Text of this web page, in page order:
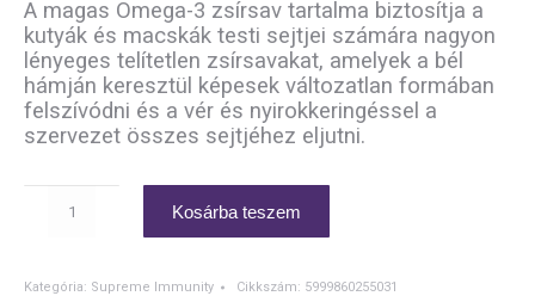
A magas Omega-3 zsírsav tartalma biztosítja a
kutyák és macskák testi sejtjei számára nagyon
lényeges telítetlen zsírsavakat, amelyek a bél
hámján keresztül képesek változatlan formában
felszívódni és a vér és nyirokkeringéssel a
szervezet összes sejtjéhez eljutni.
OMEGA
Kosárba teszem
Kategória: Supreme Immunity Cikkszám: 5999860255031